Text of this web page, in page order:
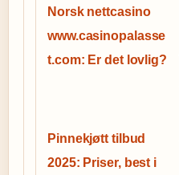
Norsk nettcasino
www.casinopalasse
t.com: Er det lovlig?
Pinnekjøtt tilbud
2025: Priser, best i